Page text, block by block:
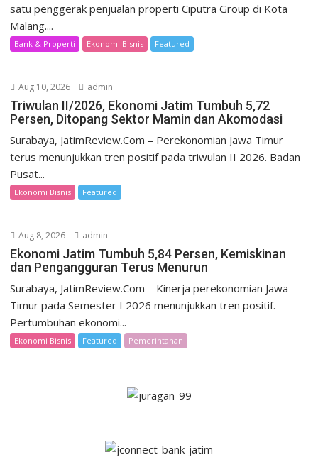
satu penggerak penjualan properti Ciputra Group di Kota
Malang....
Bank & Properti Ekonomi Bisnis Featured
Aug 10, 2026 admin
Triwulan II/2026, Ekonomi Jatim Tumbuh 5,72
Persen, Ditopang Sektor Mamin dan Akomodasi
Surabaya, JatimReview.Com – Perekonomian Jawa Timur
terus menunjukkan tren positif pada triwulan II 2026. Badan
Pusat...
Ekonomi Bisnis Featured
Aug 8, 2026 admin
Ekonomi Jatim Tumbuh 5,84 Persen, Kemiskinan
dan Pengangguran Terus Menurun
Surabaya, JatimReview.Com – Kinerja perekonomian Jawa
Timur pada Semester I 2026 menunjukkan tren positif.
Pertumbuhan ekonomi...
Ekonomi Bisnis Featured Pemerintahan